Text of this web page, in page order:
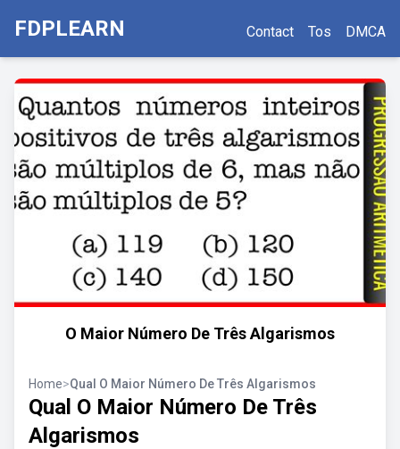
FDPLEARN Contact Tos DMCA
O Maior Número De Três Algarismos
Home>Qual O Maior Número De Três Algarismos
Qual O Maior Número De Três
Algarismos